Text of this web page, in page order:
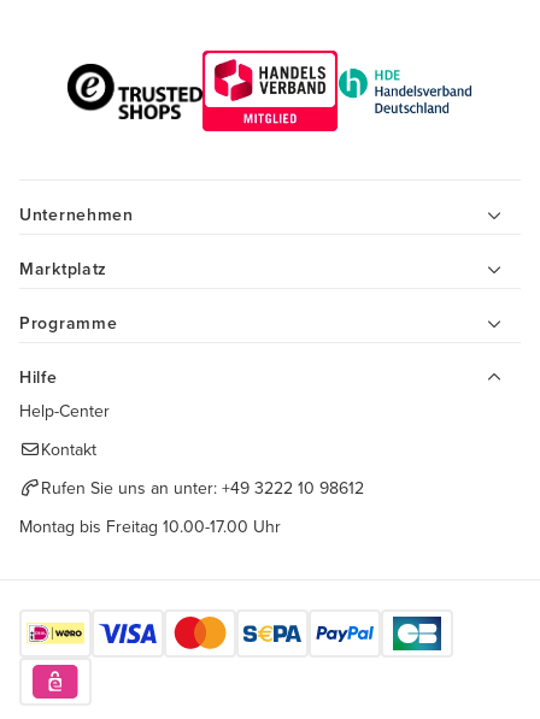
Unternehmen
Marktplatz
Programme
Hilfe
Help-Center
Kontakt
Rufen Sie uns an unter: +49 3222 10 98612
Montag bis Freitag 10.00-17.00 Uhr